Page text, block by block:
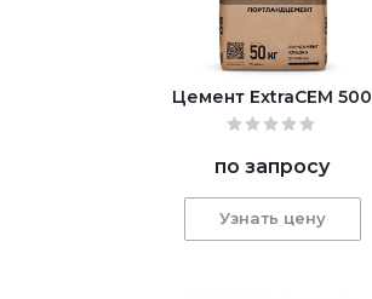
Цемент ExtraCEM 500
по запросу
Узнать цену